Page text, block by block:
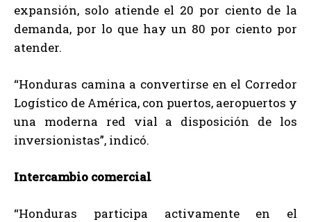
expansión, solo atiende el 20 por ciento de la
demanda, por lo que hay un 80 por ciento por
atender.
“Honduras camina a convertirse en el Corredor
Logístico de América, con puertos, aeropuertos y
una moderna red vial a disposición de los
inversionistas”, indicó.
Intercambio comercial
“Honduras participa activamente en el